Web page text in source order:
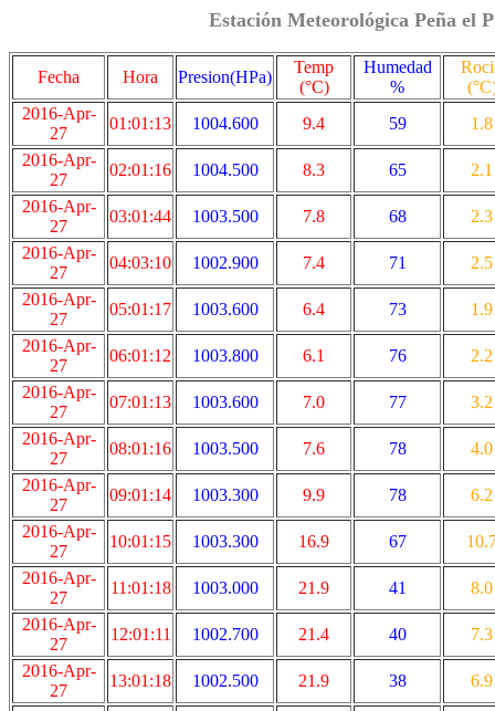
Estación Meteorológica Peña el
Fecha Hora Presion(HPa)
Temp
(°C)
Humedad
%
2016-Apr-
27
01:01:13 1004.600 9.4 59
1.8
2016-Apr-
27
02:01:16 1004.500 8.3 65
2.1
2016-Apr-
27
03:01:44 1003.500 7.8 68
2.3
2016-Apr-
27
04:03:10 1002.900 7.4 71
2.5
2016-Apr-
27
05:01:17 1003.600 6.4 73
1.9
2016-Apr-
27
06:01:12 1003.800 6.1 76
2.2
2016-Apr-
27
07:01:13 1003.600 7.0 77
3.2
2016-Apr-
27
08:01:16 1003.500 7.6 78
4.0
2016-Apr-
27
09:01:14 1003.300 9.9 78
6.2
2016-Apr-
27
10:01:15 1003.300 16.9 67
2016-Apr-
27
11:01:18 1003.000 21.9 41
8.0
2016-Apr-
27
12:01:11 1002.700 21.4 40
7.3
2016-Apr-
27
13:01:18 1002.500 21.9 38
6.9